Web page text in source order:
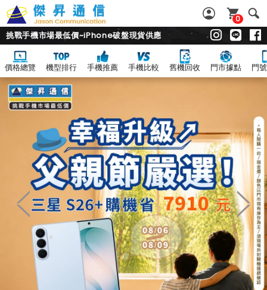
0
挑戰手機市場最低價~iPhone破盤現貨供應
價格總覽 機型排行 手機推薦 手機比較 舊機回收 門市據點 門